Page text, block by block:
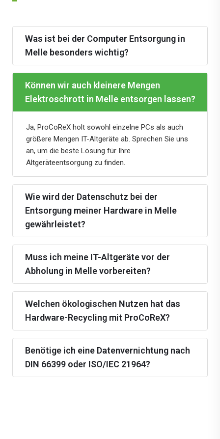
Was ist bei der Computer Entsorgung in
Melle besonders wichtig?
Können wir auch kleinere Mengen
Elektroschrott in Melle entsorgen lassen?
Ja, ProCoReX holt sowohl einzelne PCs als auch
größere Mengen IT-Altgeräte ab. Sprechen Sie uns
an, um die beste Lösung für Ihre
Altgeräteentsorgung zu finden.
Wie wird der Datenschutz bei der
Entsorgung meiner Hardware in Melle
gewährleistet?
Muss ich meine IT-Altgeräte vor der
Abholung in Melle vorbereiten?
Welchen ökologischen Nutzen hat das
Hardware-Recycling mit ProCoReX?
Benötige ich eine Datenvernichtung nach
DIN 66399 oder ISO/IEC 21964?